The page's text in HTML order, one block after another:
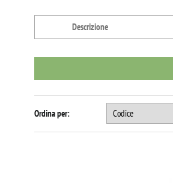
Ordina per: